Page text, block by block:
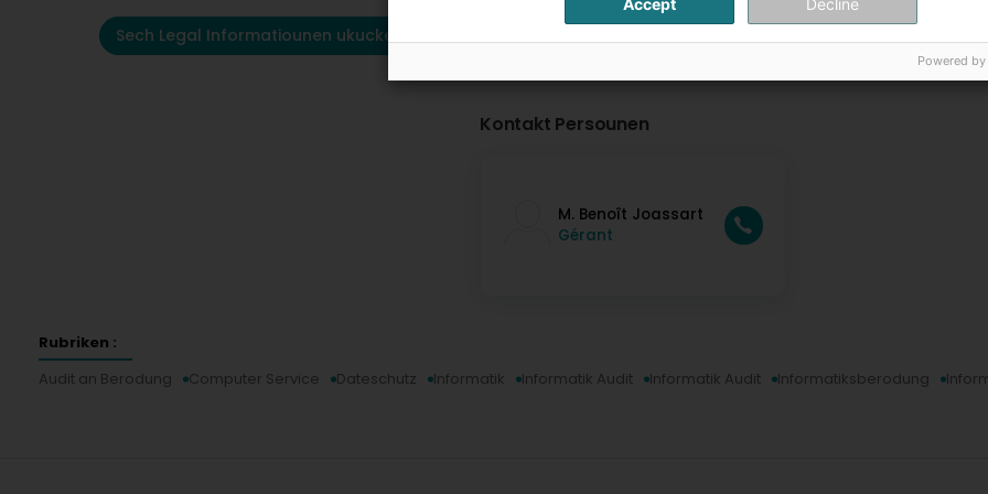
Sech Legal Informatiounen ukucken
Kontakt Persounen
M. Benoît Joassart
Gérant
Rubriken :
Audit an Berodung
Computer Service Dateschutz Informatik Informatik Audit Informatik Audit Informatiksberodung
Accept Decline
Powered by